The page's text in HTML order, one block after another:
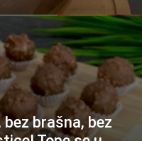
bez brašna, bez